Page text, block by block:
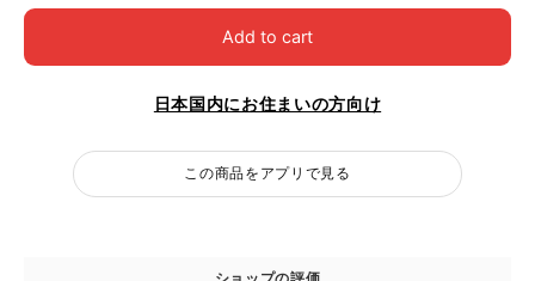
Add to cart
日本国内にお住まいの方向け
この商品をアプリで見る